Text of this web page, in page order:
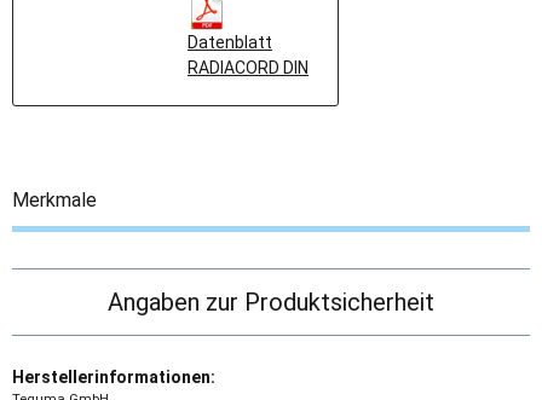
Datenblatt
RADIACORD DIN
Merkmale
Angaben zur Produktsicherheit
Herstellerinformationen: